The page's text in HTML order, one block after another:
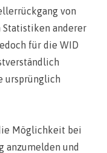
von
Statistiken anderer
für die WID
ursprünglich
Möglichkeit bei
anzumelden und